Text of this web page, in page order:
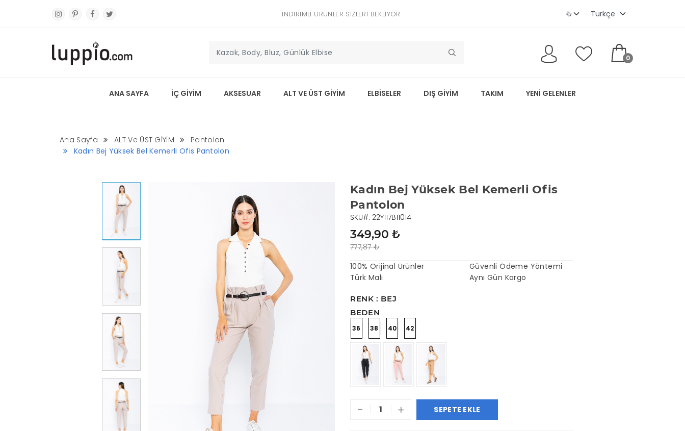
İNDIRIMLI ÜRÜNLER SIZLERI BEKLIYOR
0
ANA SAYFA İÇ GİYİM AKSESUAR ALT VE ÜST GİYİM ELBİSELER DIŞ GİYİM TAKIM YENI GELENLER
Ana Sayfa ALT Ve ÜST GİYİM
Pantolon
Kadın Bej Yüksek Bel Kemerli Ofis Pantolon
Kadın Bej Yüksek Bel Kemerli Ofis
Pantolon
777,87 ₺
349,90 ₺
SKU#: 22Y117B11014
100% Orijinal Ürünler
Güvenli Ödeme Yöntemi
Türk Malı
Aynı Gün Kargo
RENK : BEJ
BEDEN
36 38 40 42
- + SEPETE EKLE